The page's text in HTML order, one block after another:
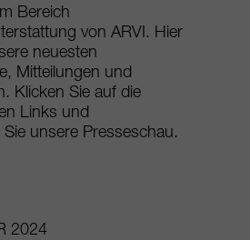
Bereich
von ARVI. Hier
neuesten
Mitteilungen und
Klicken Sie auf die
Links und
unsere Presseschau.
2024